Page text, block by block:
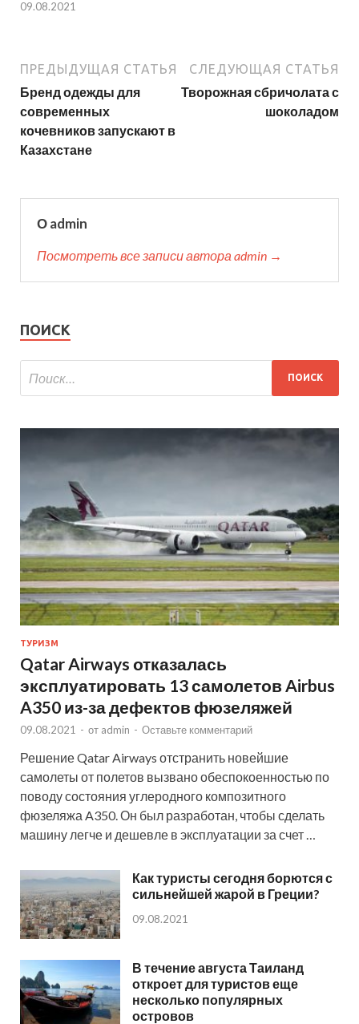
09.08.2021
ПРЕДЫДУЩАЯ СТАТЬЯ
Бренд одежды для
современных
кочевников запускают в
Казахстане
СЛЕДУЮЩАЯ СТАТЬЯ
Творожная сбричолата с
шоколадом
О admin
Посмотреть все записи автора admin →
ПОИСК
ТУРИЗМ
Qatar Airways отказалась
эксплуатировать 13 самолетов Airbus
A350 из-за дефектов фюзеляжей
09.08.2021 - от admin - Оставьте комментарий
Решение Qatar Airways отстранить новейшие
самолеты от полетов вызвано обеспокоенностью по
поводу состояния углеродного композитного
фюзеляжа A350. Он был разработан, чтобы сделать
машину легче и дешевле в эксплуатации за счет …
Как туристы сегодня борются с
сильнейшей жарой в Греции?
09.08.2021
В течение августа Таиланд
откроет для туристов еще
несколько популярных
островов